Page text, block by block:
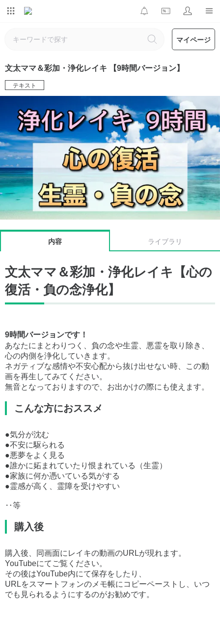
マイページ
文太ママ＆彩加・浄化レイキ 【9時間バージョン】
テキスト
内容 ライブラリ
文太ママ＆彩加・浄化レイキ【心の
復活・負の念浄化】
9時間バージョンです！
あなたにまとわりつく、負の念や生霊、悪霊を取り除き、
心の内側を浄化していきます。
ネガティブな感情や不安心配から抜け出せない時、この動
画を再生してみてください。
無音となっておりますので、お出かけの際にも使えます。
こんな方におススメ
●気分が沈む
●不安に駆られる
●悪夢をよく見る
●誰かに妬まれていたり恨まれている（生霊）
●家族に何か憑いている気がする
●霊感が高く、霊障を受けやすい
‥等
購入後
購入後、同画面にレイキの動画のURLが現れます。
YouTubeにてご覧ください。
その後はYouTube内にて保存をしたり、
URLをスマートフォンのメモ帳にコピーペーストし、いつ
でも見られるようにするのがお勧めです。